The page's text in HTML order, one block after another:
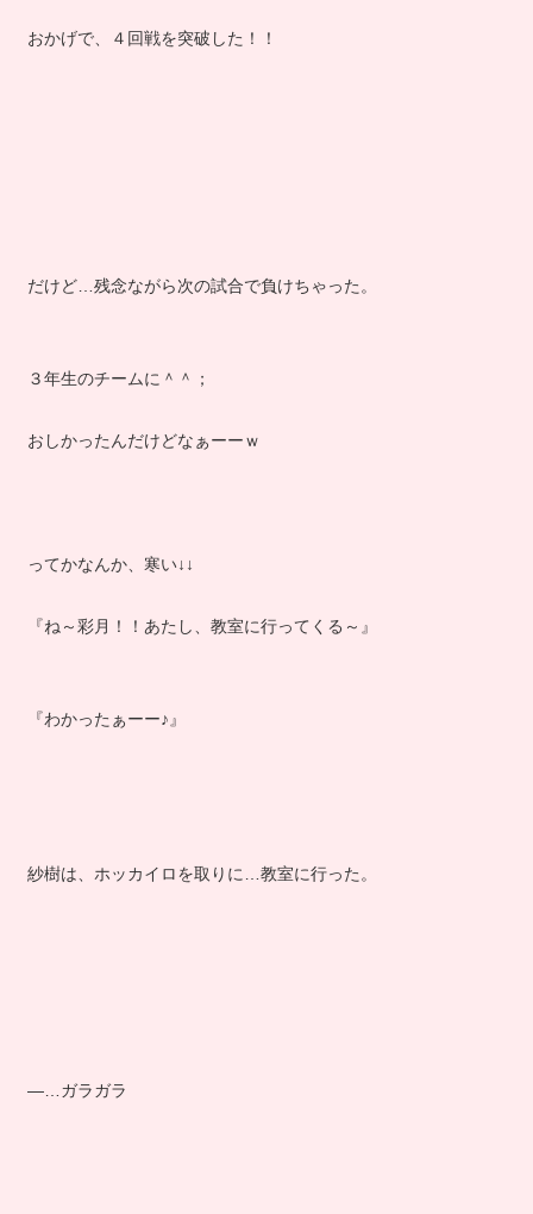
おかげで、４回戦を突破した！！
だけど…残念ながら次の試合で負けちゃった。
３年生のチームに＾＾；
おしかったんだけどなぁーーｗ
ってかなんか、寒い↓↓
『ね～彩月！！あたし、教室に行ってくる～』
『わかったぁーー♪』
紗樹は、ホッカイロを取りに…教室に行った。
―…ガラガラ